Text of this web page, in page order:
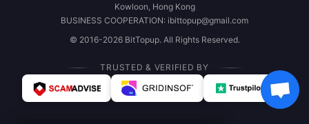
Kowloon, Hong Kong
BUSINESS COOPERATION: ibittopup@gmail.com
© 2016-2026 BitTopup. All Rights Reserved.
TRUSTED & VERIFIED BY